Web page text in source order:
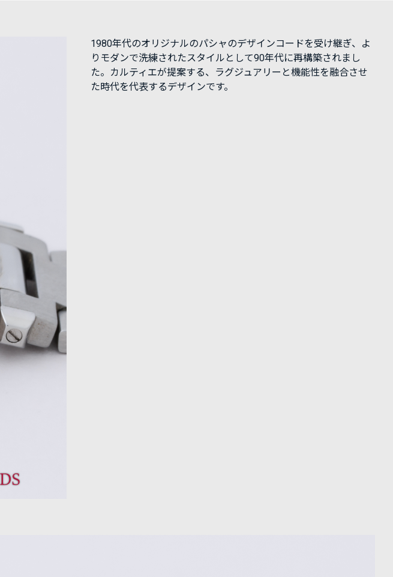
1980年代のオリジナルのパシャのデザインコードを受け継ぎ、よ
りモダンで洗練されたスタイルとして90年代に再構築されまし
た。カルティエが提案する、ラグジュアリーと機能性を融合させ
た時代を代表するデザインです。